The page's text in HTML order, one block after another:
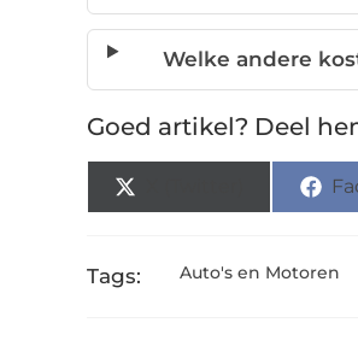
Welke andere
Goed artikel? Deel
Tags: Auto's en Motoren